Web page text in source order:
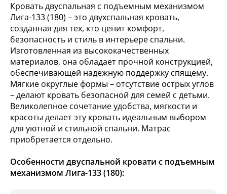
Кровать двуспальная с подъемным механизмом
Лига-133 (180) – это двухспальная кровать,
созданная для тех, кто ценит комфорт,
безопасность и стиль в интерьере спальни.
Изготовленная из высококачественных
материалов, она обладает прочной конструкцией,
обеспечивающей надежную поддержку спящему.
Мягкие округлые формы – отсутствие острых углов
– делают кровать безопасной для семей с детьми.
Великолепное сочетание удобства, мягкости и
красоты делает эту кровать идеальным выбором
для уютной и стильной спальни. Матрас
приобретается отдельно.
Особенности двуспальной кровати с подъемным
механизмом Лига-133 (180):